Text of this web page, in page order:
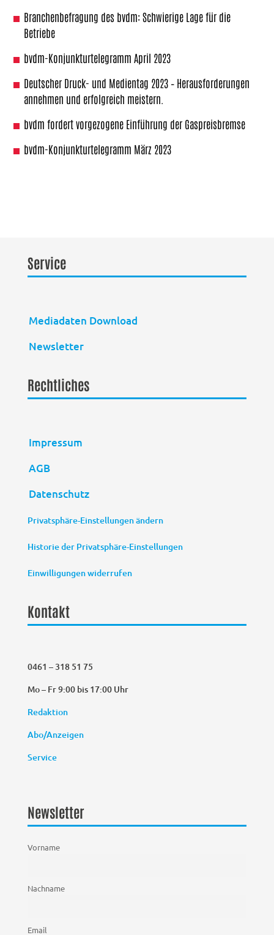
Branchenbefragung des bvdm: Schwierige Lage für die
Betriebe
bvdm-Konjunkturtelegramm April 2023
Deutscher Druck- und Medientag 2023 – Herausforderungen
annehmen und erfolgreich meistern.
bvdm fordert vorgezogene Einführung der Gaspreisbremse
bvdm-Konjunkturtelegramm März 2023
Service
Mediadaten Download
Newsletter
Rechtliches
Impressum
AGB
Datenschutz
Privatsphäre-Einstellungen ändern
Historie der Privatsphäre-Einstellungen
Einwilligungen widerrufen
Kontakt
0461 – 318 51 75
Mo – Fr 9:00 bis 17:00 Uhr
Redaktion
Abo/Anzeigen
Service
Newsletter
Vorname
Nachname
Email